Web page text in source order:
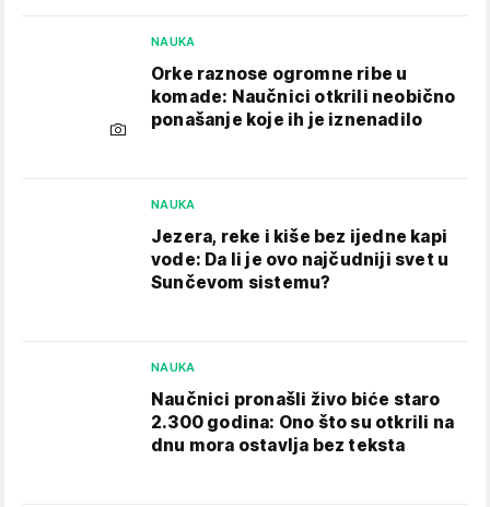
NAUKA
Orke raznose ogromne ribe u
komade: Naučnici otkrili neobično
ponašanje koje ih je iznenadilo
NAUKA
Jezera, reke i kiše bez ijedne kapi
vode: Da li je ovo najčudniji svet u
Sunčevom sistemu?
NAUKA
Naučnici pronašli živo biće staro
2.300 godina: Ono što su otkrili na
dnu mora ostavlja bez teksta